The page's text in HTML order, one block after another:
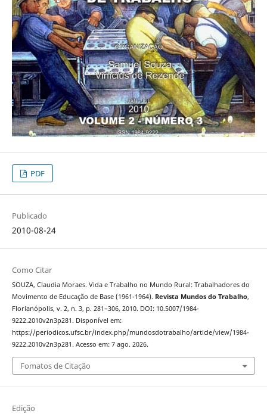
PDF
Publicado
2010-08-24
Como Citar
SOUZA, Claudia Moraes. Vida e Trabalho no Mundo Rural: Trabalhadores do
Movimento de Educação de Base (1961-1964). Revista Mundos do Trabalho,
Florianópolis, v. 2, n. 3, p. 281–306, 2010. DOI: 10.5007/1984-
9222.2010v2n3p281. Disponível em:
https://periodicos.ufsc.br/index.php/mundosdotrabalho/article/view/1984-
9222.2010v2n3p281. Acesso em: 7 ago. 2026.
Fomatos de Citação
Edição